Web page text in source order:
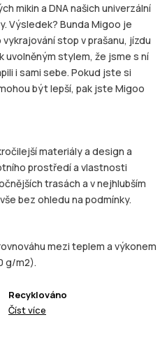
mikin a DNA našich univerzální
Výsledek? Bunda Migoo je
stop v prašanu, jízdu
uvolněným stylem, že jsme s ní
i sami sebe. Pokud jste si
být lepší, pak jste Migoo
materiály a design a
prostředí a vlastnosti
trasách a v nejhlubším
bez ohledu na podmínky.
mezi teplem a výkonem
g/m2).
Recyklováno
Číst více